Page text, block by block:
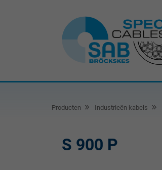
Producten Industrieën kabels
S 900 P